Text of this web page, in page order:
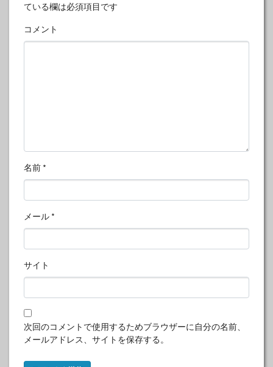
ている欄は必須項目です
コメント
名前 *
メール *
サイト
次回のコメントで使用するためブラウザーに自分の名前、
メールアドレス、サイトを保存する。